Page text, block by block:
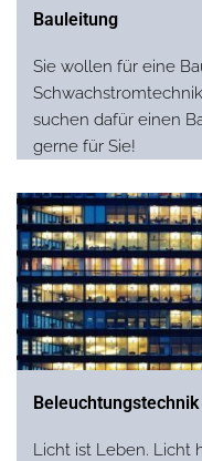
Bauleitung
Sie wollen für eine
suchen dafür einen
gerne für Sie!
Beleuchtungstechnik
Licht ist Leben. Licht